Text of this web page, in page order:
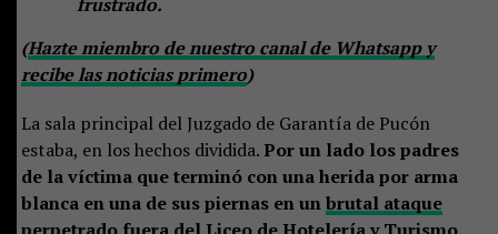
(Hazte miembro de nuestro canal de Whatsapp y
recibe las noticias primero)
La sala principal del Juzgado de Garantía de Pucón
estaba, en los hechos dividida. Por un lado los padres
de la víctima que terminó con una herida por arma
blanca en una de sus piernas en unbrutal ataque